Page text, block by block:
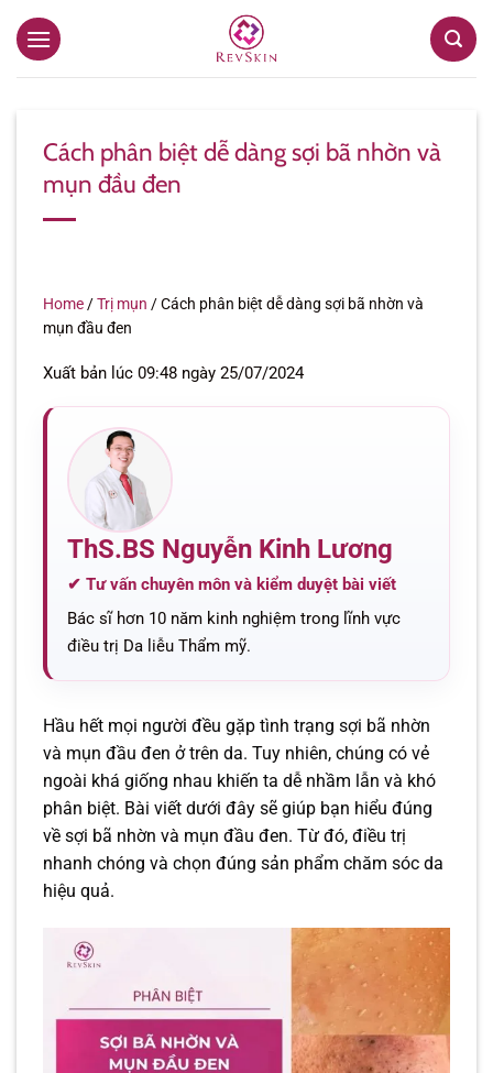
qua
Cách phân biệt dễ dàng sợi bã nhờn và
mụn đầu đen
Home /Trị mụn /Cách phân biệt dễ dàng sợi bã nhờn và
mụn đầu đen
Xuất bản lúc 09:48 ngày 25/07/2024
ThS.BS Nguyễn Kinh Lương
✔ Tư vấn chuyên môn và kiểm duyệt bài viết
Bác sĩ hơn 10 năm kinh nghiệm trong lĩnh vực
điều trị Da liễu Thẩm mỹ.
Hầu hết mọi người đều gặp tình trạng sợi bã nhờn
và mụn đầu đen ở trên da. Tuy nhiên, chúng có vẻ
ngoài khá giống nhau khiến ta dễ nhầm lẫn và khó
phân biệt. Bài viết dưới đây sẽ giúp bạn hiểu đúng
về sợi bã nhờn và mụn đầu đen. Từ đó, điều trị
nhanh chóng và chọn đúng sản phẩm chăm sóc da
hiệu quả.